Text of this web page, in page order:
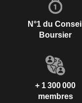
N°1 du Conseil
Boursier
+ 1 300 000
membres